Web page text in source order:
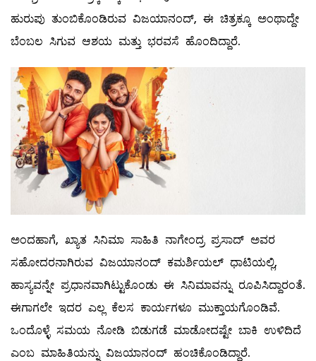
ಹುರುಪು ತುಂಬಿಕೊಂಡಿರುವ ವಿಜಯಾನಂದ್, ಈ ಚಿತ್ರಕ್ಕೂ ಅಂಥಾದ್ದೇ
ಬೆಂಬಲ ಸಿಗುವ ಆಶಯ ಮತ್ತು ಭರವಸೆ ಹೊಂದಿದ್ದಾರೆ.
ಅಂದಹಾಗೆ, ಖ್ಯಾತ ಸಿನಿಮಾ ಸಾಹಿತಿ ನಾಗೇಂದ್ರ ಪ್ರಸಾದ್ ಅವರ
ಸಹೋದರನಾಗಿರುವ ವಿಜಯಾನಂದ್ ಕಮರ್ಶಿಯಲ್ ಧಾಟಿಯಲ್ಲಿ,
ಹಾಸ್ಯವನ್ನೇ ಪ್ರಧಾನವಾಗಿಟ್ಟುಕೊಂಡು ಈ ಸಿನಿಮಾವನ್ನು ರೂಪಿಸಿದ್ದಾರಂತೆ.
ಈಗಾಗಲೇ ಇದರ ಎಲ್ಲ ಕೆಲಸ ಕಾರ್ಯಗಳೂ ಮುಕ್ತಾಯಗೊಂಡಿವೆ.
ಒಂದೊಳ್ಳೆ ಸಮಯ ನೋಡಿ ಬಿಡುಗಡೆ ಮಾಡೋದಷ್ಟೇ ಬಾಕಿ ಉಳಿದಿದೆ
ಎಂಬ ಮಾಹಿತಿಯನ್ನು ವಿಜಯಾನಂದ್ ಹಂಚಿಕೊಂಡಿದ್ದಾರೆ.